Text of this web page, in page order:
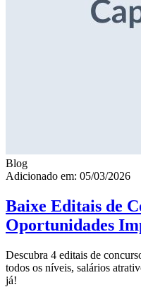
Blog
Adicionado em: 05/03/2026
Baixe Editais de
Oportunidades
Descubra 4 editais de
todos os níveis, salários
já!